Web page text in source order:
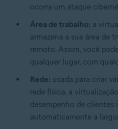
ocorra um ataque
Área de trabalho: a
armazena a sua área de
remoto. Assim, você
qualquer lugar, com
Rede: usada para criar
rede física, a
desempenho de
automaticamente a